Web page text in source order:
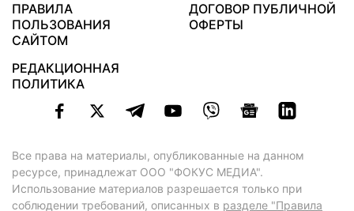
ПРАВИЛА
ПОЛЬЗОВАНИЯ
САЙТОМ
ДОГОВОР ПУБЛИЧНОЙ
ОФЕРТЫ
РЕДАКЦИОННАЯ
ПОЛИТИКА
Все права на материалы, опубликованные на данном
ресурсе, принадлежат ООО "ФОКУС МЕДИА".
Использование материалов разрешается только при
соблюдении требований, описанных в разделе "Правила